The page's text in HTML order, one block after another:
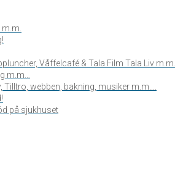
Våffelcafé & Tala Film Tala Liv m.m…
m.m…
webben, bakning, musiker m.m….
på sjukhuset